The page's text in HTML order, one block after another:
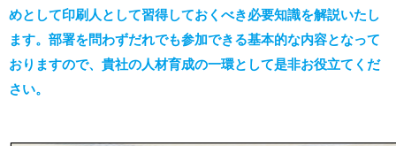
めとして印刷人として習得しておくべき必要知識を解説いたし
ます。部署を問わずだれでも参加できる基本的な内容となって
おりますので、貴社の人材育成の一環として是非お役立てくだ
さい。